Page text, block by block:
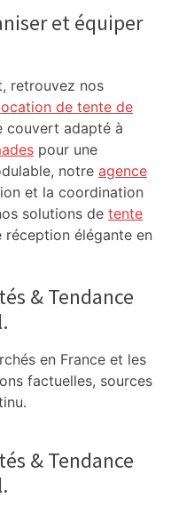
et équiper
retrouvez nos
de tente de
couvert adapté à
pour une
notre agence
et la coordination
solutions de tente
réception élégante en
& Tendance
en France et les
factuelles, sources
& Tendance